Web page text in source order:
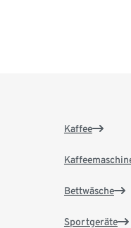
Kaffee
Bettwäsche
Sportgeräte